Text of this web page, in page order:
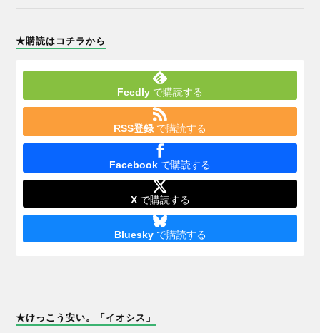
★購読はコチラから
Feedly で購読する
RSS登録 で購読する
Facebook で購読する
Xで購読する
Blueskyで購読する
★けっこう安い。「イオシス」